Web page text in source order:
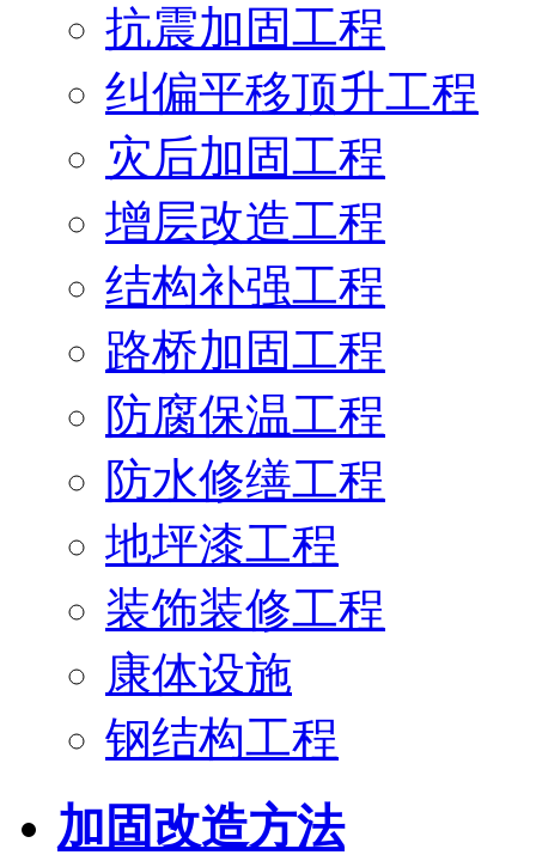
抗震加固工程
纠偏平移顶升工程
灾后加固工程
增层改造工程
结构补强工程
路桥加固工程
防腐保温工程
防水修缮工程
地坪漆工程
装饰装修工程
康体设施
钢结构工程
加固改造方法